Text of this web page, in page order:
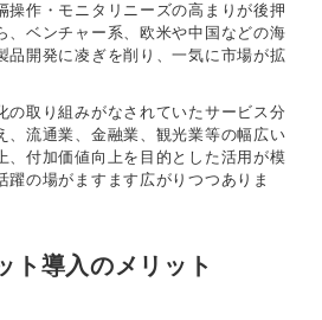
操作・モニタリニーズの高まりが後押
、ベンチャー系、欧米や中国などの海
品開発に凌ぎを削り、一気に市場が拡
の取り組みがなされていたサービス分
、流通業、金融業、観光業等の幅広い
、付加価値向上を目的とした活用が模
躍の場がますます広がりつつありま
ト導入のメリット